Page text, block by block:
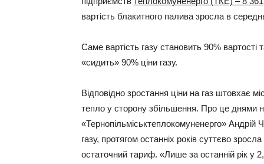
вартість блакитного палива зросла в
Саме вартість газу становить 90%
«сидить» 90% ціни газу.
Відповідно зростання ціни на газ штовхає
тепло у сторону збільшення. Про це днями
«Тернопільміськтеплокомуненерго»
газу, протягом останніх років суттєво
остаточний тариф. «Лише за останній рік у